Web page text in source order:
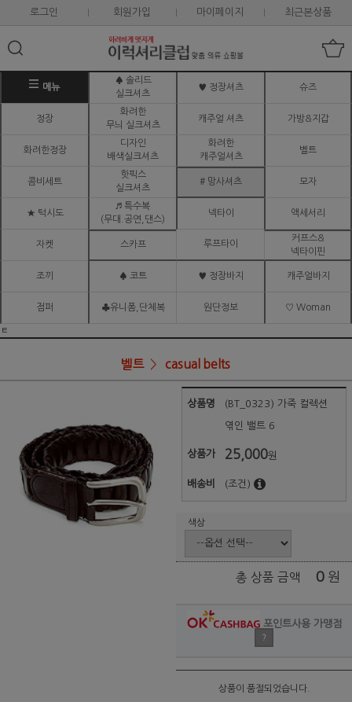
로그인 회원가입 마이페이지 최근본상품
메뉴
♠ 솔리드
실크셔츠
♥ 정장셔츠 슈즈
정장
화려한
무늬 실크셔츠
캐주얼 셔츠 가방&지갑
화려한정장
디자인
배색실크셔츠
화려한
캐주얼셔츠
벨트
콤비세트
핫픽스
실크셔츠
# 망사셔츠 모자
★ 턱시도
♬ 특수복
(무대.공연,댄스)
넥타이 액세서리
자켓 스카프 루프타이
커프스&
넥타이핀
조끼 ♠ 코트 ♥ 정장바지 캐주얼바지
점퍼 ♣유니폼,단체복 원단정보 ♡ Woman
ㅌ
벨트 casual belts
상품명 (BT_0323) 가죽 컬렉션
엮인 밸트 6
상품가 25,000원
배송비 (조건)
색상
총 상품 금액 0 원
포인트사용 가맹점
?
상품이 품절되었습니다.